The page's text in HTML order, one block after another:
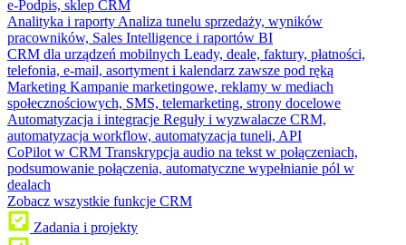
e-Podpis, sklep CRM
Analityka i raporty Analiza tunelu sprzedaży, wyników
pracowników, Sales Intelligence i raportów BI
CRM dla urządzeń mobilnych Leady, deale, faktury, płatności,
telefonia, e-mail, asortyment i kalendarz zawsze pod ręką
Marketing Kampanie marketingowe, reklamy w mediach
społecznościowych, SMS, telemarketing, strony docelowe
Automatyzacja i integracje Reguły i wyzwalacze CRM,
automatyzacja workflow, automatyzacja tuneli, API
CoPilot w CRM Transkrypcja audio na tekst w połączeniach,
podsumowanie połączenia, automatyczne wypełnianie pól w
dealach
Zobacz wszystkie funkcje CRM
Zadania i projekty